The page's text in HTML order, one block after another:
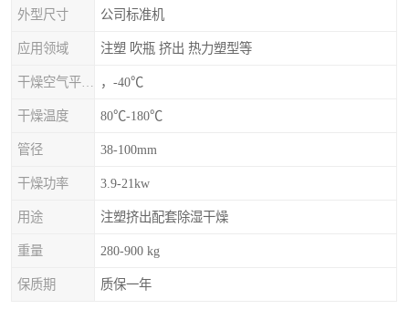
外型尺寸 公司标准机
应用领域 注塑 吹瓶 挤出 热力塑型等
，-40℃
干燥温度 80℃-180℃
管径 38-100mm
干燥功率 3.9-21kw
用途 注塑挤出配套除湿干燥
重量 280-900 kg
保质期 质保一年